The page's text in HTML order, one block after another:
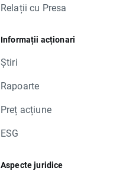
Relații cu Presa
Informații acționari
Știri
Rapoarte
Preț acțiune
ESG
Aspecte juridice